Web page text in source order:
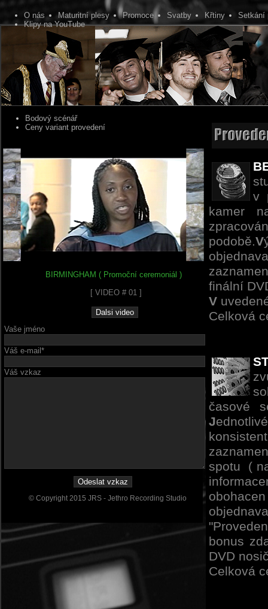
O nás Maturitní plesy Promoce Svatby Křtiny
Setkání
Klipy na YouTube
Bodový scénář
Ceny variant provedení
BIRMINGHAM ( Promoční ceremoniál )
[ VIDEO # 01 ]
Vaše jméno
Váš e-mail*
Váš vzkaz
© Copyright 2015 JRS - Jethro Recording Studio
v
kamer
podobě.V
finální
V
Celková
časové
J
spotu (
bonus
DVD
Celková